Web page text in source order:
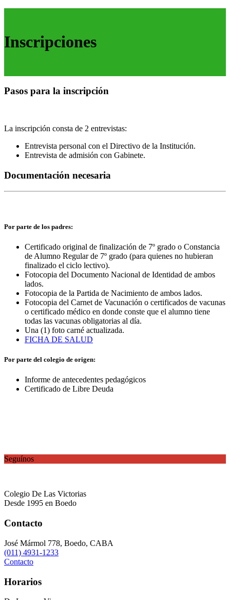
Inscripciones
Pasos para la inscripción
La inscripción consta de 2 entrevistas:
Entrevista personal con el Directivo de la Institución.
Entrevista de admisión con Gabinete.
Documentación necesaria
Por parte de los padres:
Certificado original de finalización de 7º grado o Constancia
de Alumno Regular de 7º grado (para quienes no hubieran
finalizado el ciclo lectivo).
Fotocopia del Documento Nacional de Identidad de ambos
lados.
Fotocopia de la Partida de Nacimiento de ambos lados.
Fotocopia del Carnet de Vacunación o certificados de vacunas
o certificado médico en donde conste que el alumno tiene
todas las vacunas obligatorias al día.
Una (1) foto carné actualizada.
FICHA DE SALUD
Por parte del colegio de origen:
Informe de antecedentes pedagógicos
Certificado de Libre Deuda
Seguínos
Colegio De Las Victorias
Desde 1995 en Boedo
Contacto
José Mármol 778, Boedo, CABA
(011) 4931-1233
Contacto
Horarios